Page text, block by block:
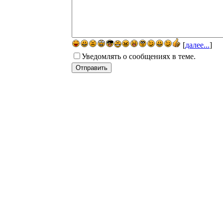
[далее...]
Уведомлять о сообщениях в теме.